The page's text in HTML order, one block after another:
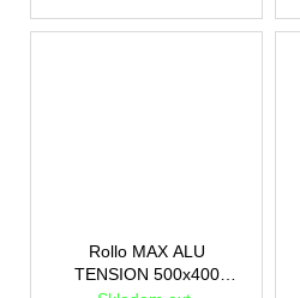
Rollo MAX ALU
TENSION 500x400